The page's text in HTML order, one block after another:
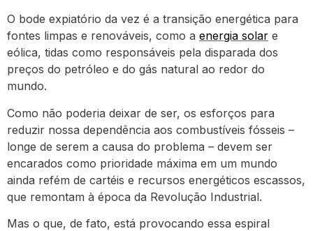
O bode expiatório da vez é a transição energética para
fontes limpas e renováveis, como a energia solar e
eólica, tidas como responsáveis pela disparada dos
preços do petróleo e do gás natural ao redor do
mundo.
Como não poderia deixar de ser, os esforços para
reduzir nossa dependência aos combustíveis fósseis –
longe de serem a causa do problema – devem ser
encarados como prioridade máxima em um mundo
ainda refém de cartéis e recursos energéticos escassos,
que remontam à época da Revolução Industrial.
Mas o que, de fato, está provocando essa espiral